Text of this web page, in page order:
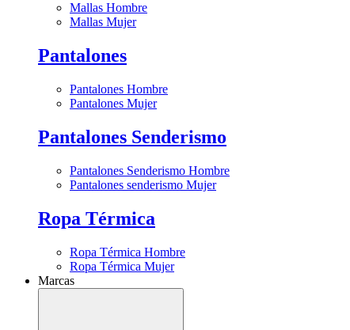
Mallas Hombre
Mallas Mujer
Pantalones
Pantalones Hombre
Pantalones Mujer
Pantalones Senderismo
Pantalones Senderismo Hombre
Pantalones senderismo Mujer
Ropa Térmica
Ropa Térmica Hombre
Ropa Térmica Mujer
Marcas